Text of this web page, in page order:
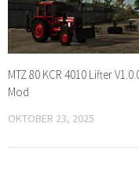
MTZ 80 KCR 4010 Lifter
Mod
OKTOBER 23, 2025